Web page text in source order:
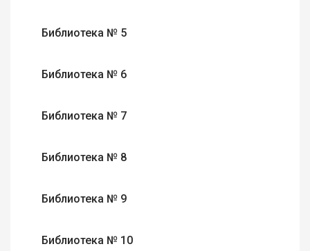
Библиотека № 5
Библиотека № 6
Библиотека № 7
Библиотека № 8
Библиотека № 9
Библиотека № 10